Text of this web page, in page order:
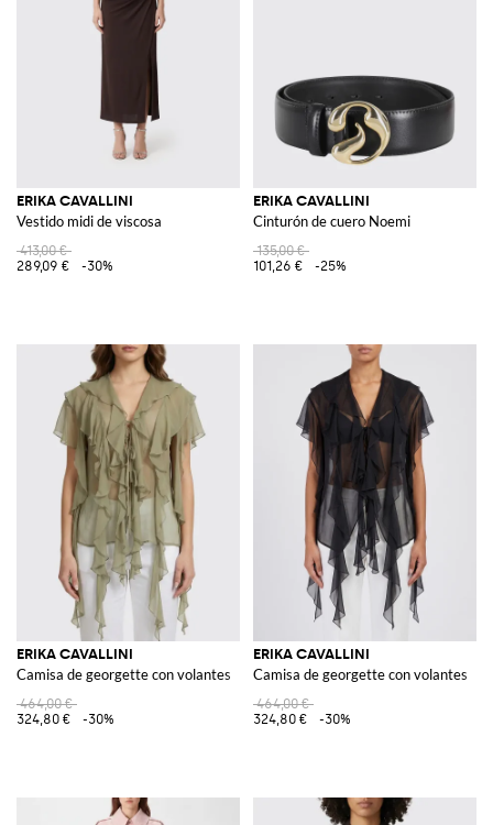
ERIKA CAVALLINI
ERIKA CAVALLINI
Vestido midi de viscosa
413,00 €
289,09 €
-30%
ERIKA CAVALLINI
Cinturón de cuero Noemi
135,00 €
101,26 €
-25%
ERIKA CAVALLINI
Camisa de georgette con volantes
464,00 €
324,80 €
-30%
ERIKA CAVALLINI
Camisa de georgette con volantes
464,00 €
324,80 €
-30%